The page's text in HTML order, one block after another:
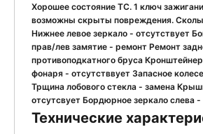
Хорошее состояние ТС. 1 ключ
возможны скрыты повреждения.
Нижнее левое зеркало - отсутствует
прав/лев замятие - ремонт Ремонт
противоподкатного бруса
фонаря - отсутстввует Запасное
Трщина лобового стекла - замена
отсутсвует Бордюрное зеркало слева -
Технические